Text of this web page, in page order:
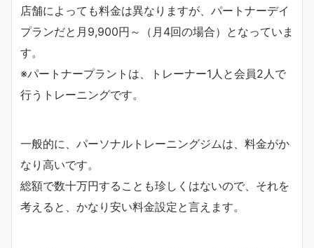
店舗によっても料金は異なりますが、パートナーデイ
プランだと月9,900円～（月4回の場合）となっていま
す。
※パートナープラントは、トレーナー1人と会員2人で
行うトレーニングです。
一般的に、パーソナルトレーニングジムは、料金がか
なり高いです。
総額で数十万円することも珍しくはないので、それを
考えると、かなり安い料金設定と言えます。